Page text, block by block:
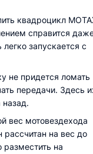
квадроцикл
справится
запускается с
не придется ломать
передачи. Здесь
назад.
вес мотовездехода
рассчитан на вес до
разместить на